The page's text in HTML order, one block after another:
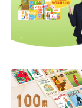
互动式的游
兴趣。其免
以满足初学
提供了语音
高口语能力
时，家长应考
标。上述推